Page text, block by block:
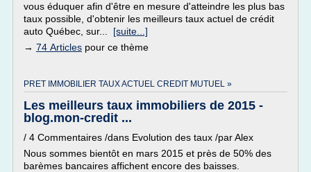
vous éduquer afin d'être en mesure d'atteindre les plus bas
taux possible, d'obtenir les meilleurs taux actuel de crédit
auto Québec, sur... [suite...]
→ 74 Articles pour ce thème
PRET IMMOBILIER TAUX ACTUEL CREDIT MUTUEL »
Les meilleurs taux immobiliers de 2015 -
blog.mon-credit ...
/ 4 Commentaires /dans Evolution des taux /par Alex
Nous sommes bientôt en mars 2015 et près de 50% des
barèmes bancaires affichent encore des baisses.